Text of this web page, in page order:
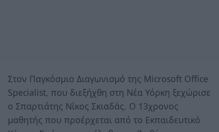
Στον Παγκόσμιο Διαγωνισμό της Microsoft Office
Specialist, που διεξήχθη στη Νέα Υόρκη ξεχώρισε
ο Σπαρτιάτης Νίκος Σκιαδάς. Ο 13χρονος
μαθητής που προέρχεται από το Εκπαιδευτικό